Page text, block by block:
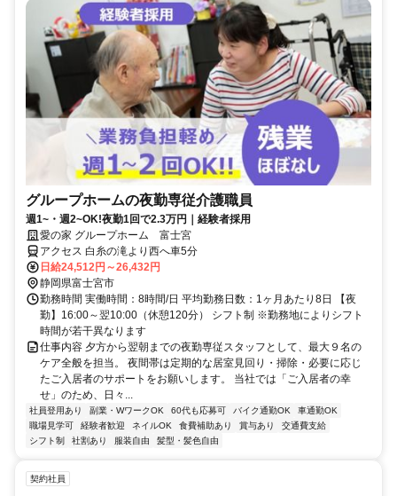
グループホームの夜勤専従介護職員
週1~・週2~OK!夜勤1回で2.3万円｜経験者採用
愛の家 グループホーム 富士宮
アクセス 白糸の滝より西へ車5分
日給24,512円～26,432円
静岡県富士宮市
勤務時間 実働時間：8時間/日 平均勤務日数：1ヶ月あたり8日 【夜
勤】16:00～翌10:00（休憩120分） シフト制 ※勤務地によりシフト
時間が若干異なります
仕事内容 夕方から翌朝までの夜勤専従スタッフとして、最大９名の
ケア全般を担当。 夜間帯は定期的な居室見回り・掃除・必要に応じ
たご入居者のサポートをお願いします。 当社では「ご入居者の幸
せ」のため、日々...
社員登用あり 副業・WワークOK 60代も応募可 バイク通勤OK
車通勤OK
職場見学可
経験者歓迎 ネイルOK 食費補助あり 賞与あり
交通費支給
シフト制
社割あり 服装自由 髪型・髪色自由
契約社員